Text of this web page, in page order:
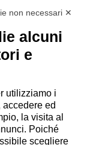
Fiorano
non necessari ✕
alcuni
e
utilizziamo i
ed
la visita al
Poiché
scegliere